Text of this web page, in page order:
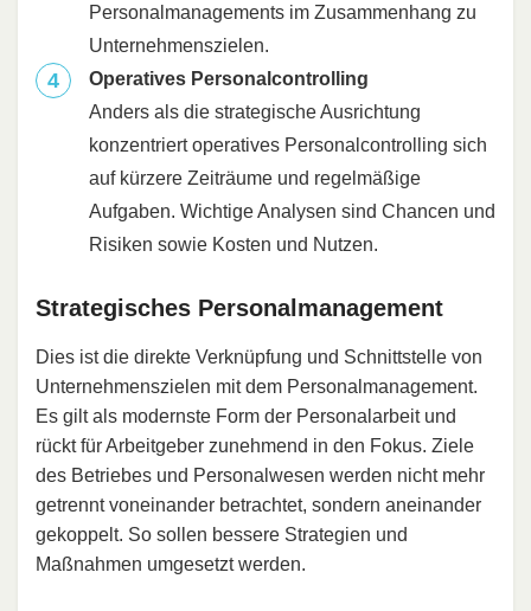
Personalmanagements im Zusammenhang zu
Unternehmenszielen.
Operatives Personalcontrolling
Anders als die strategische Ausrichtung
konzentriert operatives Personalcontrolling sich
auf kürzere Zeiträume und regelmäßige
Aufgaben. Wichtige Analysen sind Chancen und
Risiken sowie Kosten und Nutzen.
Strategisches Personalmanagement
Dies ist die direkte Verknüpfung und Schnittstelle von
Unternehmenszielen mit dem Personalmanagement.
Es gilt als modernste Form der Personalarbeit und
rückt für Arbeitgeber zunehmend in den Fokus. Ziele
des Betriebes und Personalwesen werden nicht mehr
getrennt voneinander betrachtet, sondern aneinander
gekoppelt. So sollen bessere Strategien und
Maßnahmen umgesetzt werden.